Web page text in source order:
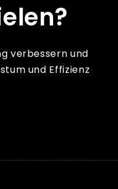
verbessern und
und Effizienz